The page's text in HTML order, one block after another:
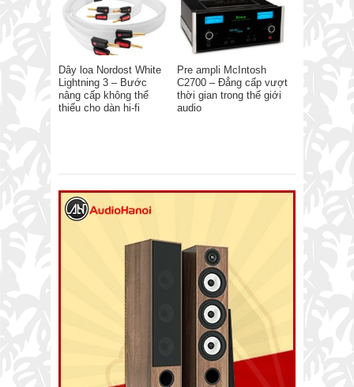
Dây loa Nordost White
Lightning 3 – Bước
nâng cấp không thể
thiếu cho dàn hi-fi
Pre ampli McIntosh
C2700 – Đẳng cấp vượt
thời gian trong thế giới
audio